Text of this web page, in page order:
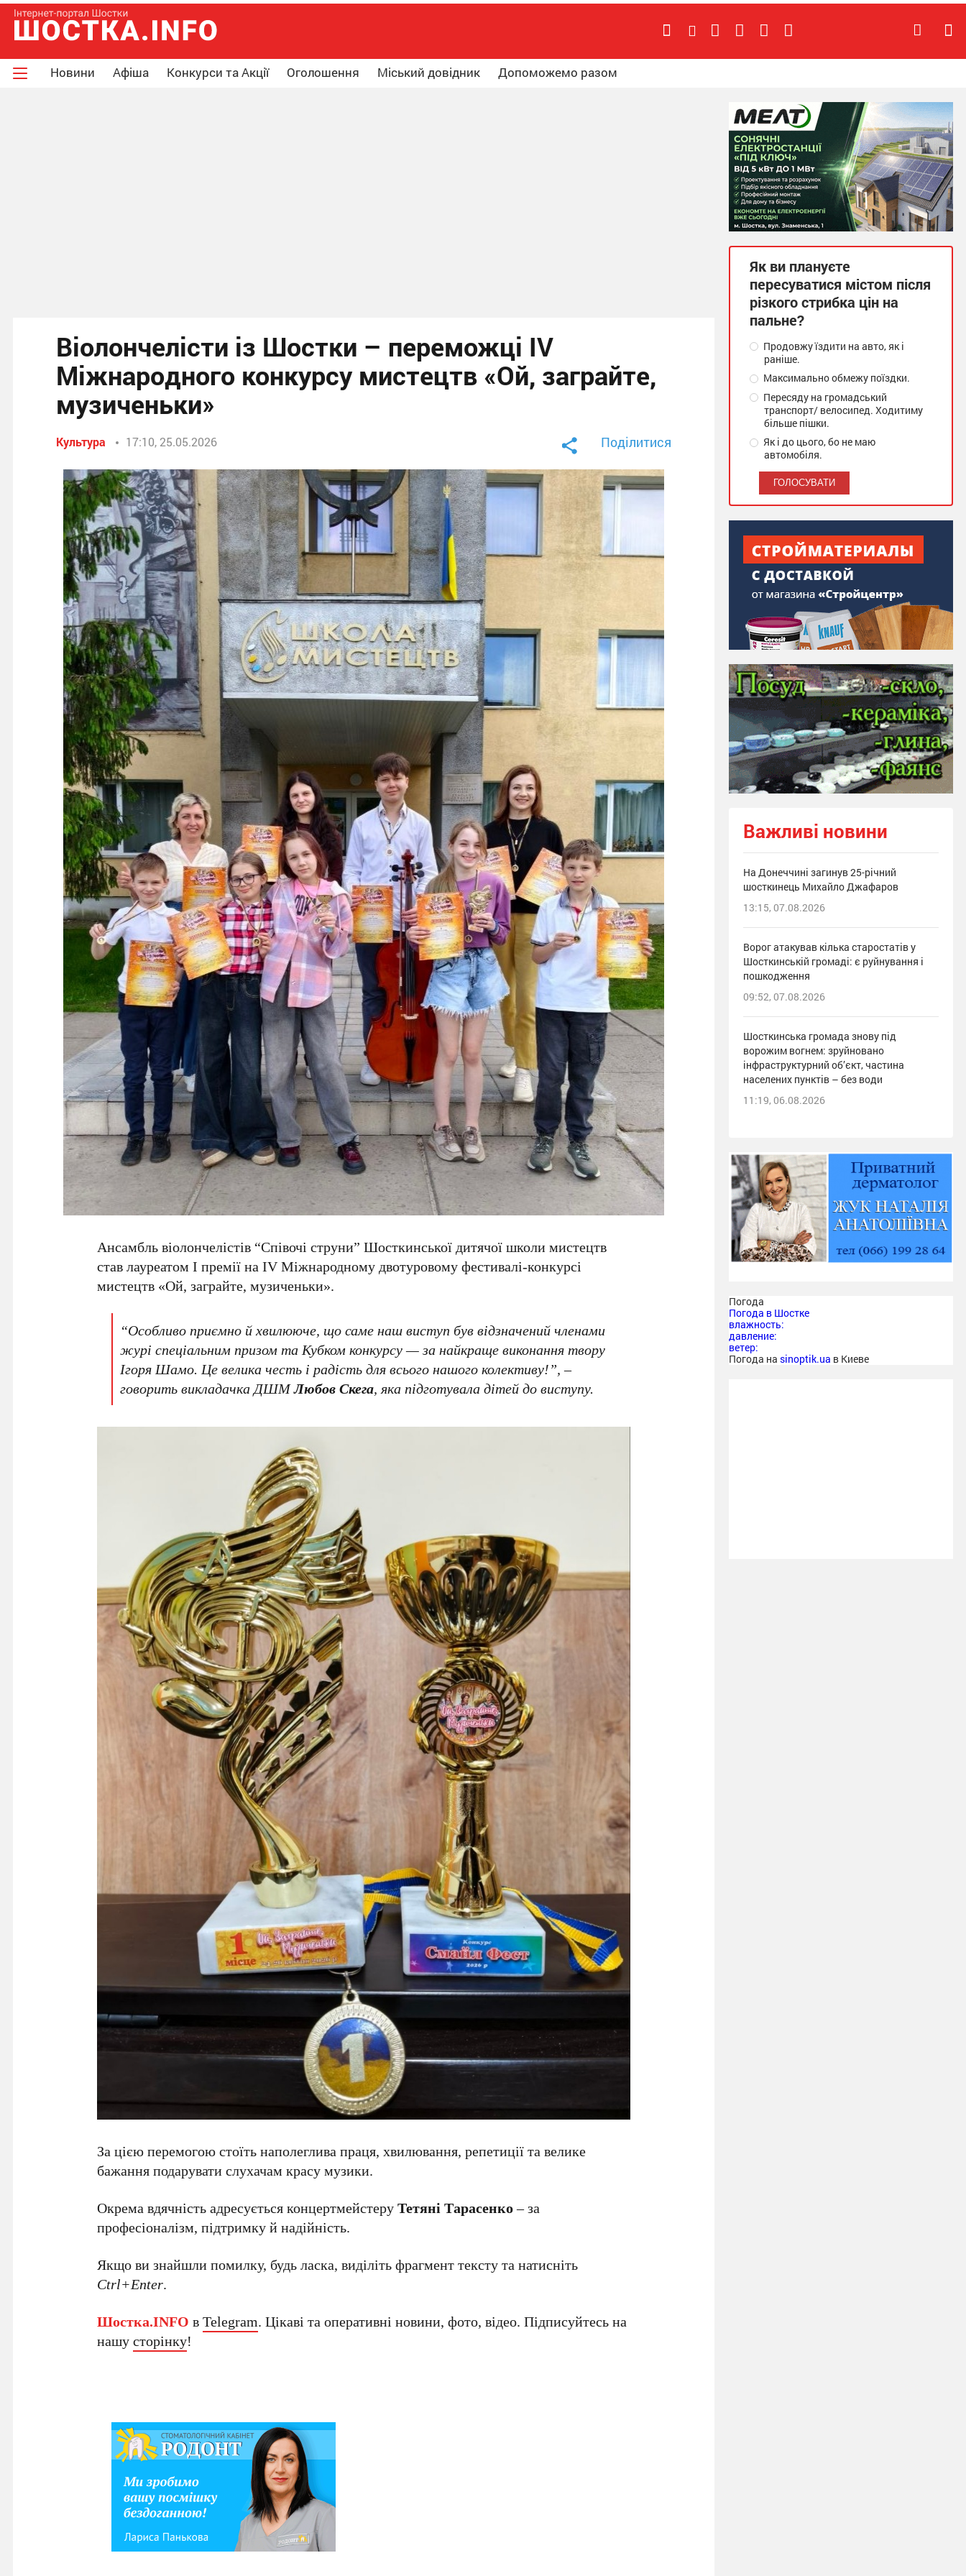
Новини Афіша Конкурси та Акції Оголошення Міський довідник Допоможемо разом
Віолончелісти із Шостки – переможці IV
Міжнародного конкурсу мистецтв «Ой, заграйте,
музиченьки»
Культура 17:10, 25.05.2026 Поділитися
Ансамбль віолончелістів “Співочі струни” Шосткинської дитячої школи мистецтв
став лауреатом І премії на IV Міжнародному двотуровому фестивалі-конкурсі
мистецтв «Ой, заграйте, музиченьки».
“Особливо приємно й хвилююче, що саме наш виступ був відзначений членами
журі спеціальним призом та Кубком конкурсу — за найкраще виконання твору
Ігоря Шамо. Це велика честь і радість для всього нашого колективу!”, –
говорить викладачка ДШМЛюбов Скега, яка підготувала дітей до виступу.
За цією перемогою стоїть наполеглива праця, хвилювання, репетиції та велике
бажання подарувати слухачам красу музики.
Окрема вдячність адресується концертмейстеруТетяні Тарасенко– за
професіоналізм, підтримку й надійність.
Якщо ви знайшли помилку, будь ласка, виділіть фрагмент тексту та натисніть
Ctrl+Enter.
Шостка.INFO вTelegram. Цікаві та оперативні новини, фото, відео. Підписуйтесь на
нашусторінку!
Як ви плануєте
пересуватися містом після
різкого стрибка цін на
пальне?
Продовжу їздити на авто, як і
раніше.
Максимально обмежу поїздки.
Пересяду на громадський
транспорт/ велосипед. Ходитиму
більше пішки.
Як і до цього, бо не маю
автомобіля.
Важливі новини
На Донеччині загинув 25-річний
шосткинець Михайло Джафаров
13:15, 07.08.2026
Ворог атакував кілька старостатів у
Шосткинській громаді: є руйнування і
пошкодження
09:52, 07.08.2026
Шосткинська громада знову під
ворожим вогнем: зруйновано
інфраструктурний об’єкт, частина
населених пунктів – без води
11:19, 06.08.2026
Погода
Погода в Шостке
влажность:
давление:
ветер:
Погода на sinoptik.ua в Киеве